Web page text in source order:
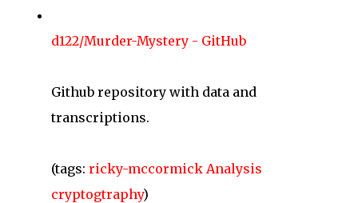
d122/Murder-Mystery - GitHub
Github repository with data and
transcriptions.
(tags: ricky-mccormick Analysis
cryptogtraphy)